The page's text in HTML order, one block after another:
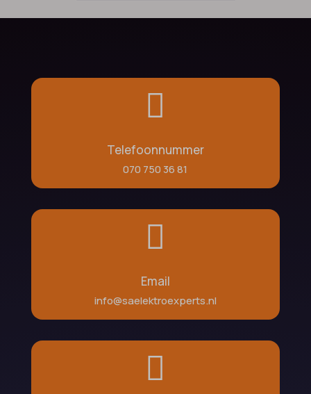

Telefoonnummer
070 750 36 81

Email
info@saelektroexperts.nl
